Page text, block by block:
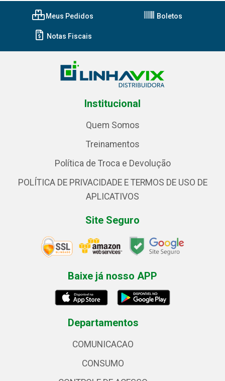
Meus Pedidos Boletos
Notas Fiscais
Institucional
Quem Somos
Treinamentos
Política de Troca e Devolução
POLÍTICA DE PRIVACIDADE E TERMOS DE USO DE
APLICATIVOS
Site Seguro
Baixe já nosso APP
Departamentos
COMUNICACAO
CONSUMO